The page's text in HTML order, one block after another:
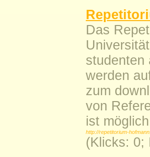
Das
studenten
werden
zum
von
ist
http://repetitorium-
(Klicks: 0;